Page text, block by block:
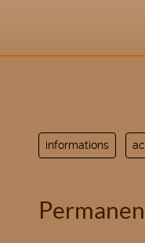
informations